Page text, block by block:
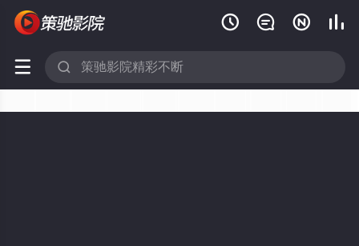
   
 